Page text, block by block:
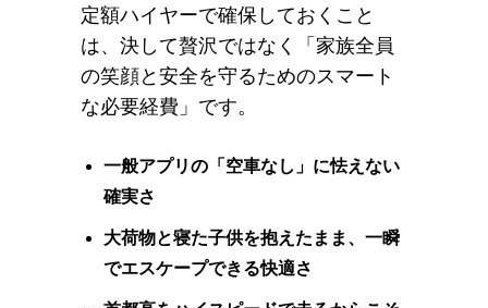
定額ハイヤーで確保しておくこと
は、決して贅沢ではなく「家族全員
の笑顔と安全を守るためのスマート
な必要経費」です。
一般アプリの「空車なし」に怯えない
確実さ
大荷物と寝た子供を抱えたまま、一瞬
でエスケープできる快適さ